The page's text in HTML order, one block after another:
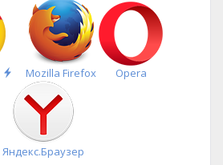
Быстрая
установка
Mozilla Firefox Opera
Яндекс.Браузер